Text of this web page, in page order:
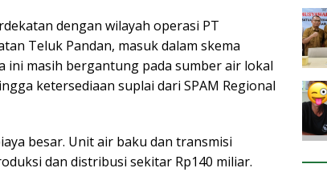
dengan wilayah operasi PT
Teluk Pandan, masuk dalam skema
ini masih bergantung pada sumber air lokal
ketersediaan suplai dari SPAM Regional
besar. Unit air baku dan transmisi
dan distribusi sekitar Rp140 miliar.